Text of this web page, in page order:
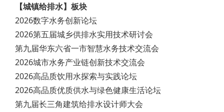
【城镇给排水】板块
2026数字水务创新论坛
2026第五届城乡供排水实用技术研讨会
第九届华东六省一市智慧水务技术交流会
2026城市水务产业链创新技术交流会
2026高品质饮用水探索与实践论坛
2026高品质优质供水与绿色健康生活论坛
第九届长三角建筑给排水设计师大会